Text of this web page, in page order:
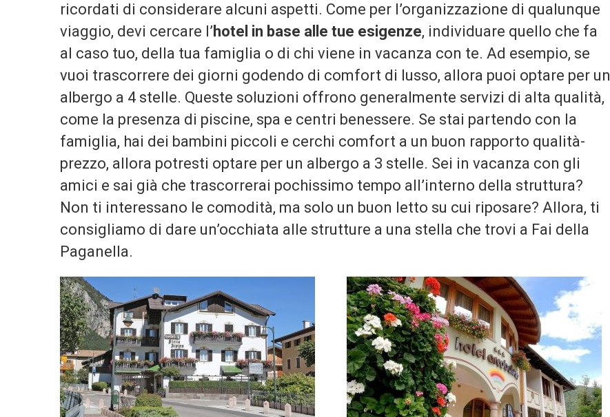
ricordati di considerare alcuni aspetti. Come per l’organizzazione di qualunque
viaggio, devi cercare l’ hotel in base alle tue esigenze, individuare quello che fa
al caso tuo, della tua famiglia o di chi viene in vacanza con te. Ad esempio, se
vuoi trascorrere dei giorni godendo di comfort di lusso, allora puoi optare per un
albergo a 4 stelle. Queste soluzioni offrono generalmente servizi di alta qualità,
come la presenza di piscine, spa e centri benessere. Se stai partendo con la
famiglia, hai dei bambini piccoli e cerchi comfort a un buon rapporto qualità-
prezzo, allora potresti optare per un albergo a 3 stelle. Sei in vacanza con gli
amici e sai già che trascorrerai pochissimo tempo all’interno della struttura?
Non ti interessano le comodità, ma solo un buon letto su cui riposare? Allora, ti
consigliamo di dare un’occhiata alle strutture a una stella che trovi a Fai della
Paganella.